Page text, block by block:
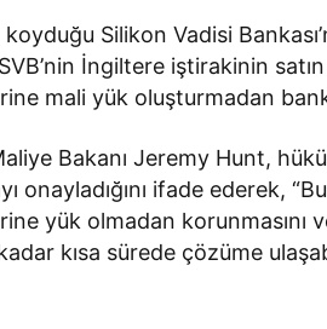
koyduğu Silikon Vadisi
SVB’nin İngiltere iştirakinin
mali yük oluşturmadan
Bakanı Jeremy Hunt,
onayladığını ifade ederek,
yük olmadan korunmasını
kısa sürede çözüme